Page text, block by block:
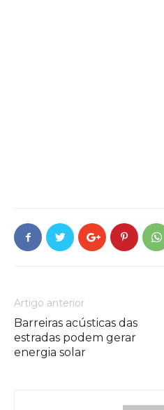
Artigo anterior
Barreiras acústicas das
estradas podem gerar
energia solar